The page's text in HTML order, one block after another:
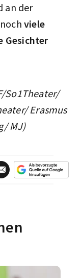
an der
nochviele
Gesichter
So1Theater/
Erasmus
MJ)